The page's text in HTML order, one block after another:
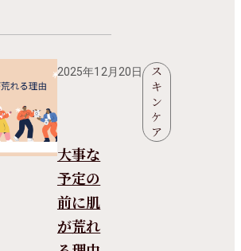
2025年12月20日
ス
キ
ン
ケ
ア
大事な
予定の
前に肌
が荒れ